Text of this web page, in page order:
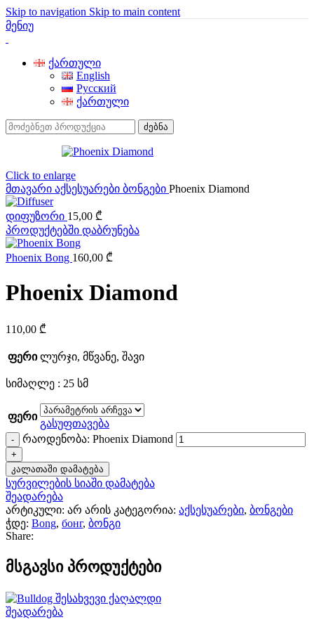
Skip to navigation Skip to main content
მენიუ
ქართული
English
Русский
ქართული
ძებნა
Click to enlarge
მთავარი აქსესუარები ბონგები Phoenix Diamond
დიფუზორი 15,00 ₾
პროდუქტებში დაბრუნება
Phoenix Bong 160,00 ₾
Phoenix Diamond
110,00 ₾
ფერი ლურჯი, მწვანე, შავი
სიმაღლე : 25 სმ
ფერი
გასუფთავება
რაოდენობა: Phoenix Diamond
კალათაში დამატება
სურვილების სიაში დამატება
შეადარება
არტიკული: არ არის კატეგორია: აქსესუარები, ბონგები
ჭდე: Bong, бонг, ბონგი
Share:
მსგავსი პროდუქტები
შეადარება